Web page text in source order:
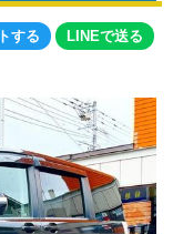
する LINEで送る